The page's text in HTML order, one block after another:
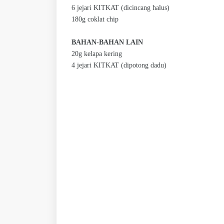
6 jejari KITKAT (dicincang halus)
180g coklat chip
BAHAN-BAHAN LAIN
20g kelapa kering
4 jejari KITKAT (dipotong dadu)